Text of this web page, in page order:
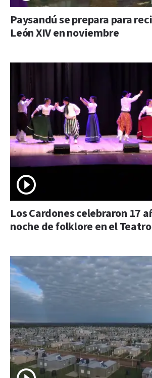
Paysandú se prepara para
León XIV en noviembre
Los Cardones celebraron 17
noche de folklore en el